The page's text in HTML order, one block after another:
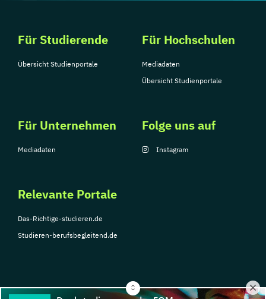
Für Studierende
Übersicht Studienportale
Für Hochschulen
Mediadaten
Übersicht Studienportale
Für Unternehmen
Mediadaten
Relevante Portale
Das-Richtige-studieren.de
Studieren-berufsbegleitend.de
Folge uns auf
Instagram